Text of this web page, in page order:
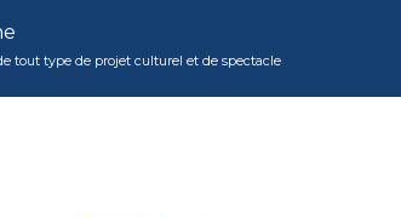
tout type de projet culturel et de spectacle